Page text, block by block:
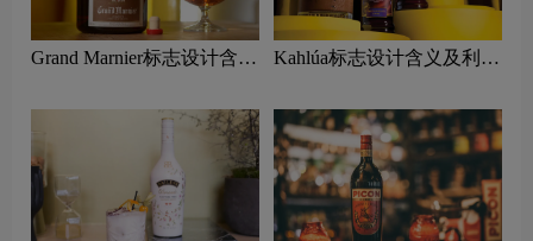
Grand Marnier标志设计含义
Kahlúa标志设计含义及利口